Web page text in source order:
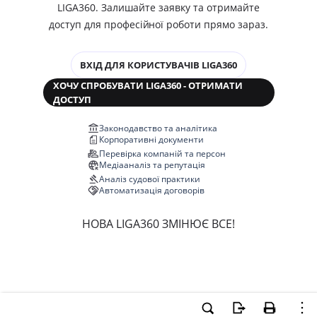
LIGA360. Залишайте заявку та отримайте
доступ для професійної роботи прямо зараз.
ВХІД ДЛЯ КОРИСТУВАЧІВ LIGA360
ХОЧУ СПРОБУВАТИ LIGA360 - ОТРИМАТИ
ДОСТУП
Законодавство та аналітика
Корпоративні документи
Перевірка компаній та персон
Медіааналіз та репутація
Аналіз судової практики
Автоматизація договорів
НОВА LIGA360 ЗМІНЮЄ ВСЕ!